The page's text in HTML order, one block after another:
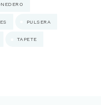
PULSERA
TAPETE